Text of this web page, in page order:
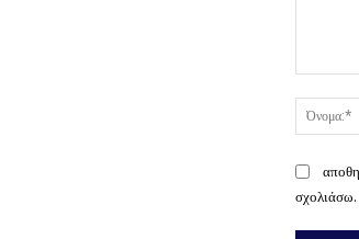
σχολιάσω.